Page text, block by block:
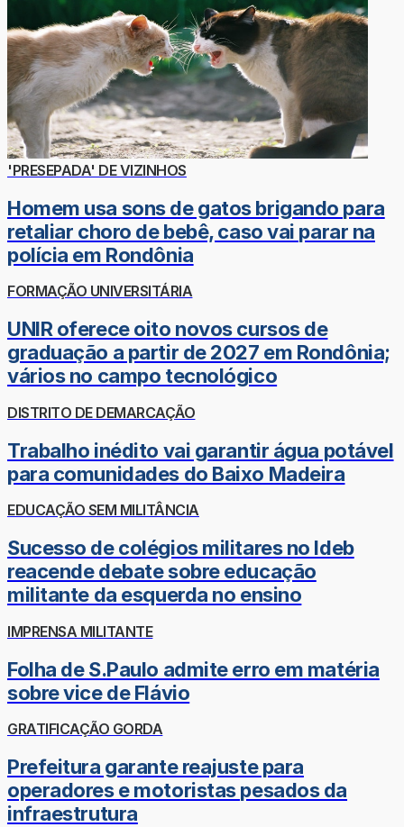
'PRESEPADA' DE VIZINHOS
Homem usa sons de gatos brigando para
retaliar choro de bebê, caso vai parar na
polícia em Rondônia
FORMAÇÃO UNIVERSITÁRIA
UNIR oferece oito novos cursos de
graduação a partir de 2027 em Rondônia;
vários no campo tecnológico
DISTRITO DE DEMARCAÇÃO
Trabalho inédito vai garantir água potável
para comunidades do Baixo Madeira
EDUCAÇÃO SEM MILITÂNCIA
Sucesso de colégios militares no Ideb
reacende debate sobre educação
militante da esquerda no ensino
IMPRENSA MILITANTE
Folha de S.Paulo admite erro em matéria
sobre vice de Flávio
GRATIFICAÇÃO GORDA
Prefeitura garante reajuste para
operadores e motoristas pesados da
infraestrutura